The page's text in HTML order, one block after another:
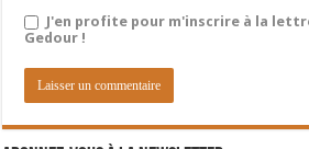
J'en profite pour m'inscrire à la
Gedour !